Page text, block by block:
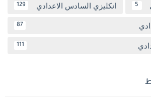
5 انكليزي السادس الاعدادي 129
87
111